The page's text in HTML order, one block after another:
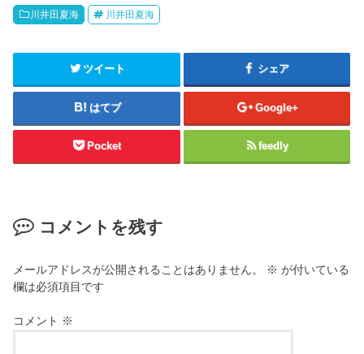
川井田夏海 川井田夏海
ツイート シェア
はてブ Google+
Pocket feedly
コメントを残す
メールアドレスが公開されることはありません。 ※ が付いている
欄は必須項目です
コメント ※